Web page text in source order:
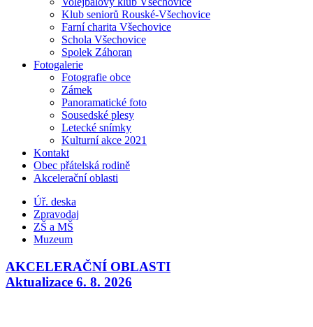
Klub seniorů Rouské-Všechovice
Farní charita Všechovice
Schola Všechovice
Spolek Záhoran
Fotogalerie
Fotografie obce
Zámek
Panoramatické foto
Sousedské plesy
Letecké snímky
Kulturní akce 2021
Kontakt
Obec přátelská rodině
Akcelerační oblasti
Úř. deska
Zpravodaj
ZŠ a MŠ
Muzeum
AKCELERAČNÍ OBLASTI
Aktualizace 6. 8. 2026